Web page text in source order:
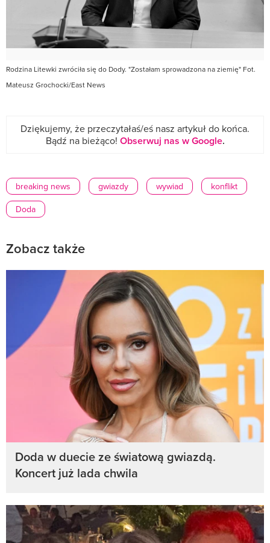
Rodzina Litewki zwróciła się do Dody. "Zostałam sprowadzona na ziemię" Fot.
Mateusz Grochocki/East News
Dziękujemy, że przeczytałaś/eś nasz artykuł do końca.
Bądź na bieżąco! Obserwuj nas w Google.
breaking news gwiazdy wywiad
konflikt
Doda
Zobacz także
Doda w duecie ze światową gwiazdą.
Koncert już lada chwila